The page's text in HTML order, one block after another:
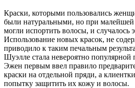
Краски, которыми пользовались
были натуральными, но при
могли испортить волосы, и случалось
Использование новых красок, не
приводило к таким печальным
Шуэлле стала невероятно популярной
Эжен первым ввел правило
краски на отдельной пряди, а
попытку защитить их кожу и волосы.